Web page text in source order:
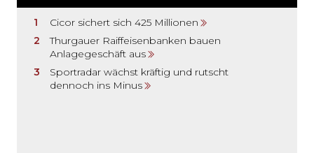
Cicor sichert sich 425 Millionen
Thurgauer Raiffeisenbanken bauen
Anlagegeschäft aus
Sportradar wächst kräftig und rutscht
dennoch ins Minus